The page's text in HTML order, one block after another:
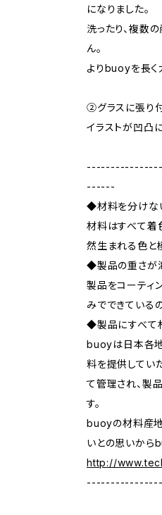
になりました。
洗ったり、複数
ん。
よりbuoyを長く
②グラスに張り
イラストが凹凸
------
◆材料を分けな
材料はすべて着
然生まれる色と
​◆製品の重さが
製品をコーティ
みでできている
​◆製品にすべて
buoyは日本各地
料を提供してい
て管理され、製
す。
buoyの材料産地
いとの思いから
http://